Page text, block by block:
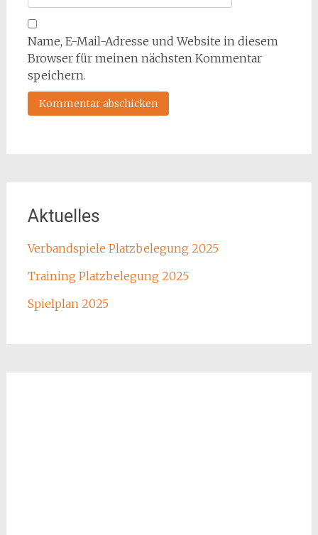
Name, E-Mail-Adresse und Website in diesem
Browser für meinen nächsten Kommentar
speichern.
Aktuelles
Verbandspiele Platzbelegung 2025
Training Platzbelegung 2025
Spielplan 2025